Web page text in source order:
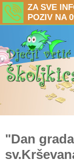
ZA SVE
POZIV NA
"Dan